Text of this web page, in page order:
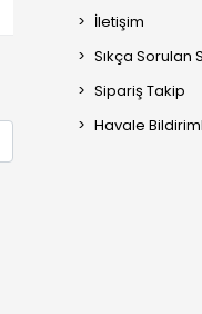
İletişim
Sıkça Sorulan
Sipariş Takip
Havale